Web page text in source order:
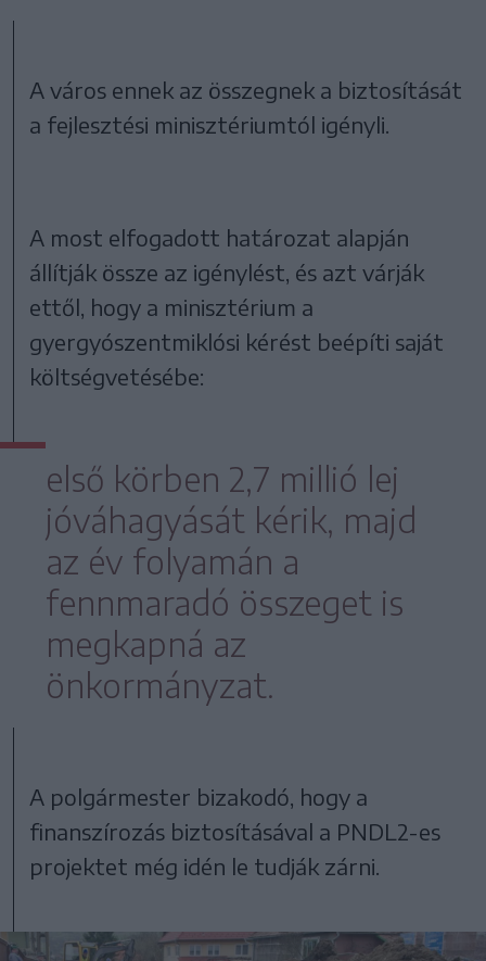
A város ennek az összegnek a biztosítását
a fejlesztési minisztériumtól igényli.
A most elfogadott határozat alapján
állítják össze az igénylést, és azt várják
ettől, hogy a minisztérium a
gyergyószentmiklósi kérést beépíti saját
költségvetésébe:
első körben 2,7 millió lej
jóváhagyását kérik, majd
az év folyamán a
fennmaradó összeget is
megkapná az
önkormányzat.
A polgármester bizakodó, hogy a
finanszírozás biztosításával a PNDL2-es
projektet még idén le tudják zárni.